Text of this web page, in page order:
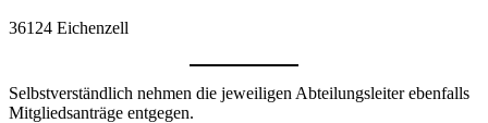
36124 Eichenzell
Selbstverständlich nehmen die jeweiligen Abteilungsleiter ebenfalls
Mitgliedsanträge entgegen.